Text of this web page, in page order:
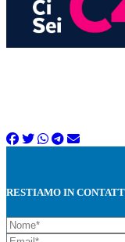
RESTIAMO IN